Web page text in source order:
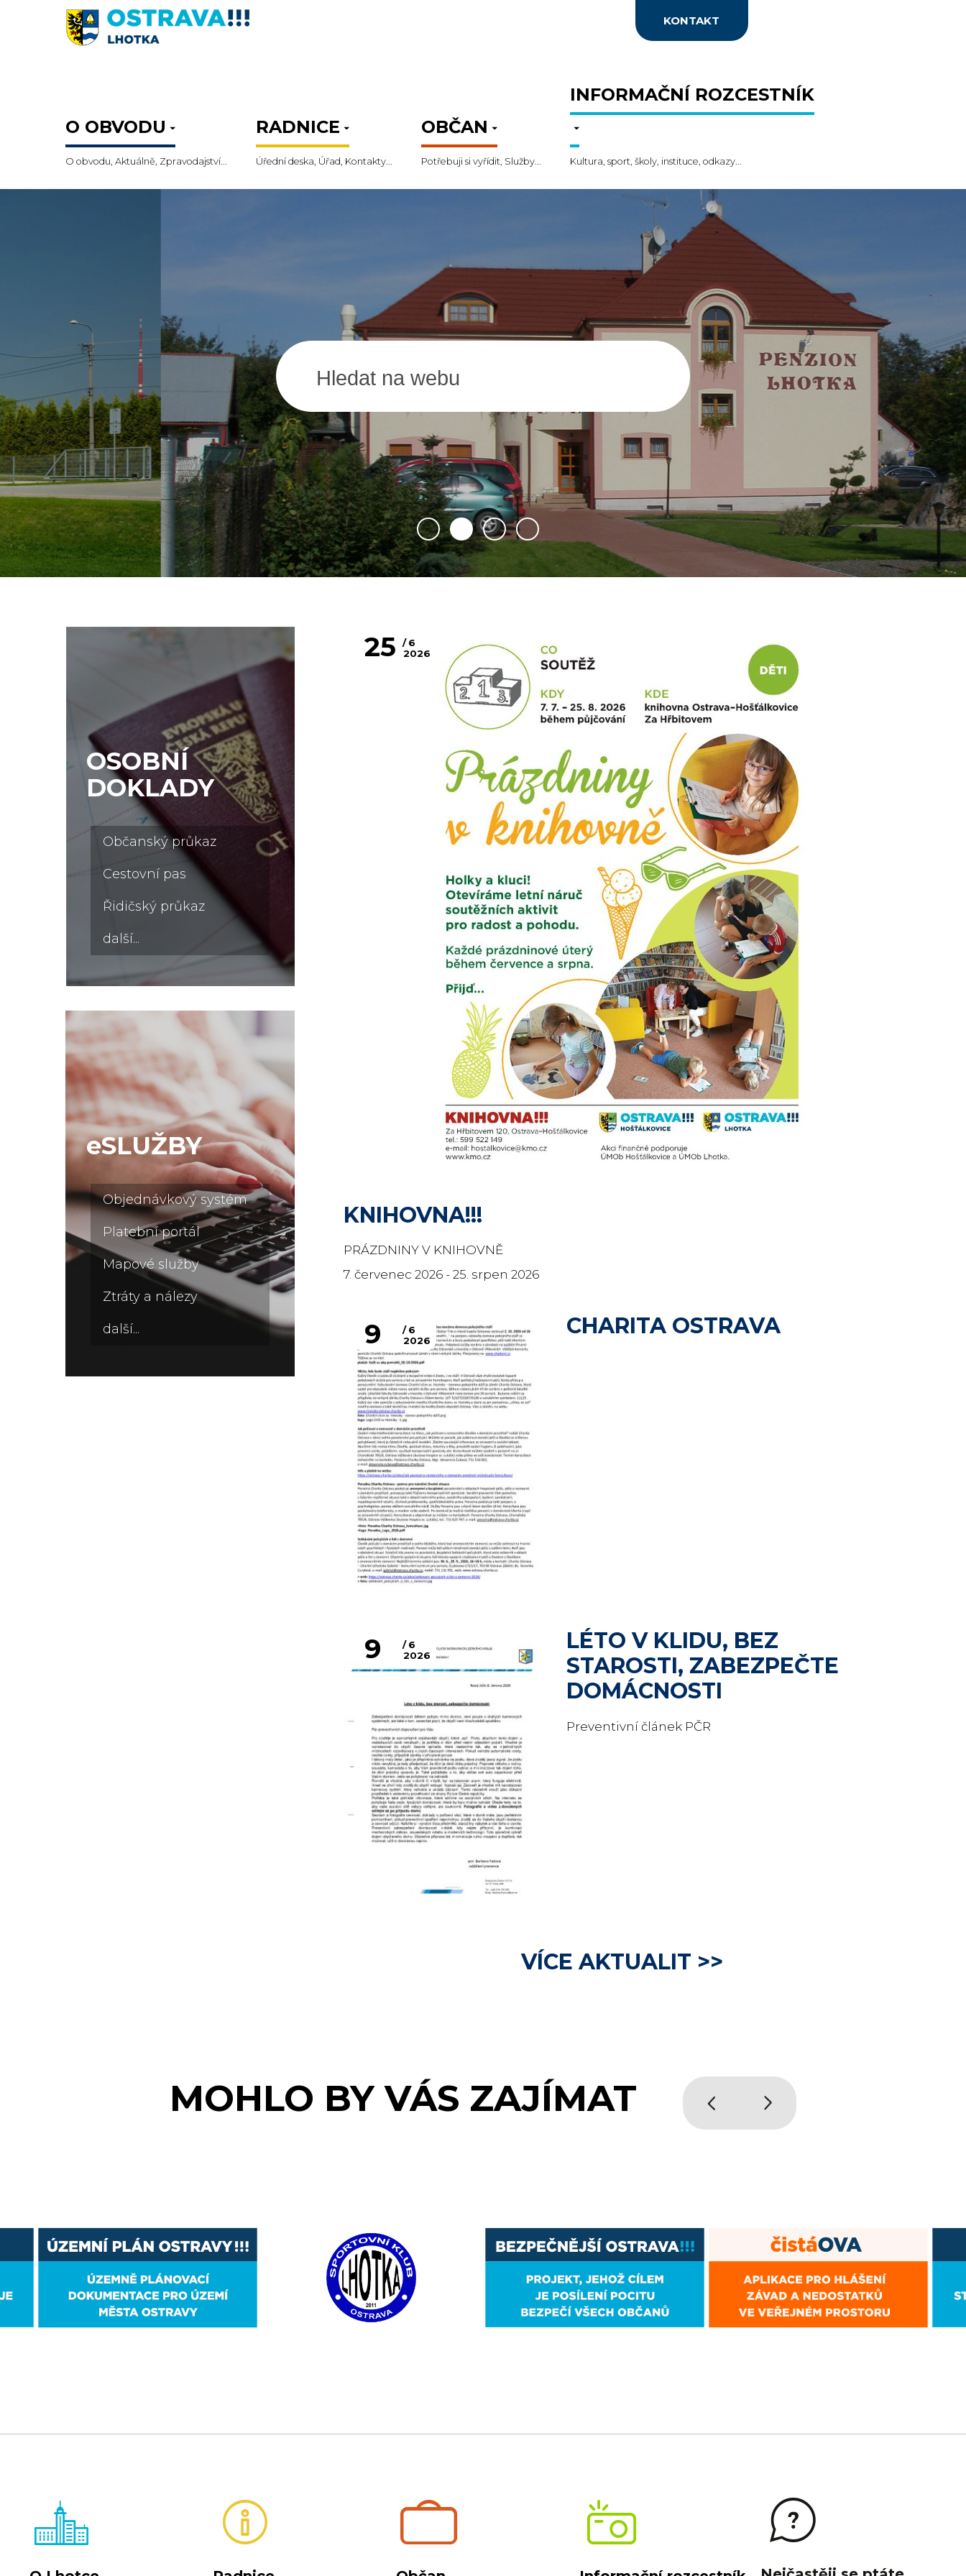
KONTAKT
O OBVODU
O obvodu, Aktuálně, Zpravodajství...
RADNICE
Úřední deska, Úřad, Kontakty...
OBČAN
Potřebuji si vyřídit, Služby...
INFORMAČNÍ ROZCESTNÍK
Kultura, sport, školy, instituce, odkazy...
1 3
OSOBNÍ
DOKLADY
Občanský průkaz
Cestovní pas
Řidičský průkaz
další...
eSLUŽBY
Objednávkový systém
Platební portál
Mapové služby
Ztráty a nálezy
další...
25
6
2026
KNIHOVNA!!!
PRÁZDNINY V KNIHOVNĚ
7. červenec 2026 - 25. srpen 2026
9
6
2026
CHARITA OSTRAVA
9
6
2026
LÉTO V KLIDU, BEZ
STAROSTI, ZABEZPEČTE
DOMÁCNOSTI
Preventivní článek PČR
VÍCE AKTUALIT >>
MOHLO BY VÁS ZAJÍMAT